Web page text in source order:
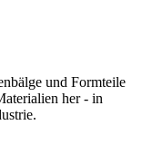
und Formteile
her - in